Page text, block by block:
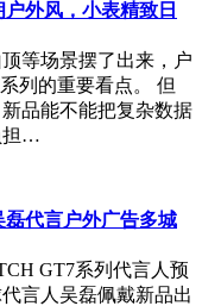
外风，小表精致日
等场景摆了出来，户
列的重要看点。 但
品能不能把复杂数据
担…
代言户外广告多城
GT7系列代言人预
言人吴磊佩戴新品出